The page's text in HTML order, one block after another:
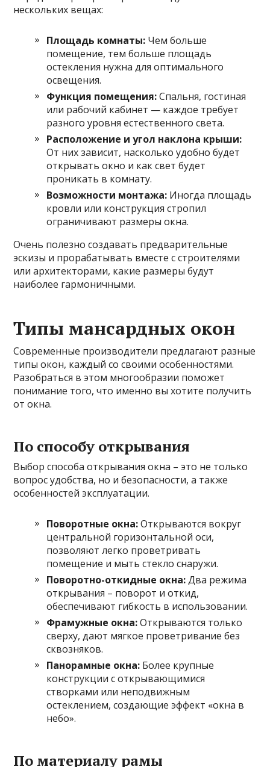
нескольких вещах:
Площадь комнаты: Чем больше
помещение, тем больше площадь
остекления нужна для оптимального
освещения.
Функция помещения:Спальня, гостиная
или рабочий кабинет — каждое требует
разного уровня естественного света.
Расположение и угол наклона крыши:
От них зависит, насколько удобно будет
открывать окно и как свет будет
проникать в комнату.
Возможности монтажа: Иногда площадь
кровли или конструкция стропил
ограничивают размеры окна.
Очень полезно создавать предварительные
эскизы и прорабатывать вместе с строителями
или архитекторами, какие размеры будут
наиболее гармоничными.
Типы мансардных окон
Современные производители предлагают разные
типы окон, каждый со своими особенностями.
Разобраться в этом многообразии поможет
понимание того, что именно вы хотите получить
от окна.
По способу открывания
Выбор способа открывания окна – это не только
вопрос удобства, но и безопасности, а также
особенностей эксплуатации.
Поворотные окна:Открываются вокруг
центральной горизонтальной оси,
позволяют легко проветривать
помещение и мыть стекло снаружи.
Поворотно-откидные окна:Два режима
открывания – поворот и откид,
обеспечивают гибкость в использовании.
Фрамужные окна:Открываются только
сверху, дают мягкое проветривание без
сквозняков.
Панорамные окна: Более крупные
конструкции с открывающимися
створками или неподвижным
остеклением, создающие эффект «окна в
небо».
По материалу рамы